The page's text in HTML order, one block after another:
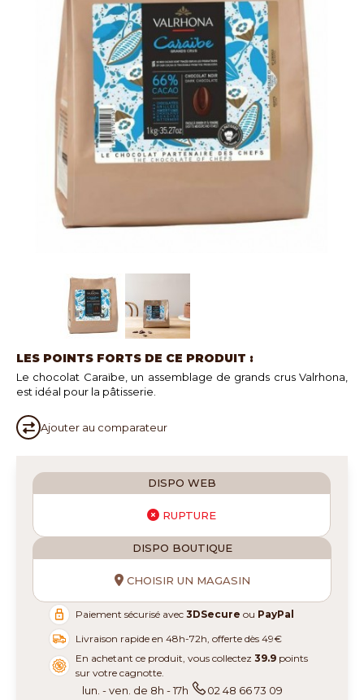
LES POINTS FORTS DE CE PRODUIT :
Le chocolat Caraïbe, un assemblage de grands crus Valrhona,
est idéal pour la pâtisserie.
Ajouter au comparateur
DISPO WEB
RUPTURE
DISPO BOUTIQUE
CHOISIR UN MAGASIN
Paiement sécurisé avec3DSecure ou PayPal
Livraison rapide en 48h-72h, offerte dès 49€
En achetant ce produit, vous collectez39.9 points
sur votre cagnotte.
lun. - ven. de 8h - 17h 02 48 66 73 09